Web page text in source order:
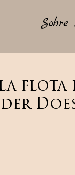
Sobre
la flota